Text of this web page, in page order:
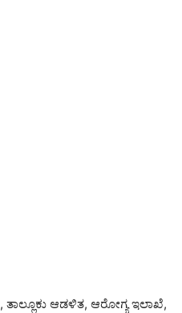
ತಾಲ್ಲೂಕು ಆಡಳಿತ, ಆರೋಗ್ಯ ಇಲಾಖೆ,